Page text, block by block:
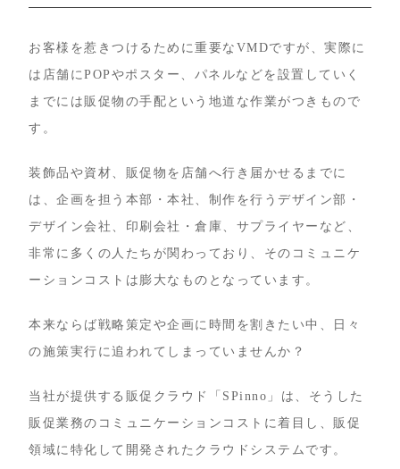
お客様を惹きつけるために重要なVMDですが、実際に
は店舗にPOPやポスター、パネルなどを設置していく
までには販促物の手配という地道な作業がつきもので
す。
装飾品や資材、販促物を店舗へ行き届かせるまでに
は、企画を担う本部・本社、制作を行うデザイン部・
デザイン会社、印刷会社・倉庫、サプライヤーなど、
非常に多くの人たちが関わっており、そのコミュニケ
ーションコストは膨大なものとなっています。
本来ならば戦略策定や企画に時間を割きたい中、日々
の施策実行に追われてしまっていませんか？
当社が提供する販促クラウド「SPinno」は、そうした
販促業務のコミュニケーションコストに着目し、販促
領域に特化して開発されたクラウドシステムです。